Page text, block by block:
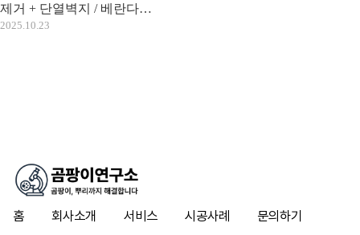
제거 + 단열벽지 / 베란다
곰팡이 제거 + 규조토페인트
2025.10.23
홈 회사소개 서비스 시공사례 문의하기